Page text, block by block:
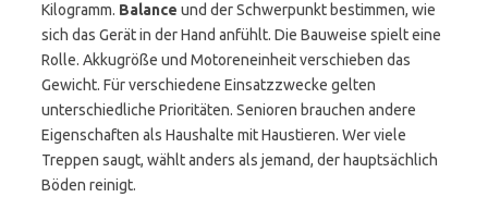
Kilogramm. Balance und der Schwerpunkt bestimmen, wie
sich das Gerät in der Hand anfühlt. Die Bauweise spielt eine
Rolle. Akkugröße und Motoreneinheit verschieben das
Gewicht. Für verschiedene Einsatzzwecke gelten
unterschiedliche Prioritäten. Senioren brauchen andere
Eigenschaften als Haushalte mit Haustieren. Wer viele
Treppen saugt, wählt anders als jemand, der hauptsächlich
Böden reinigt.